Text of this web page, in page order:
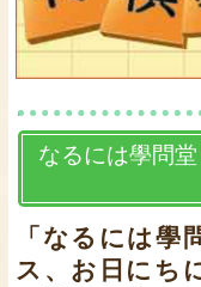
なるには學問
「なるには學
ス、お日にち